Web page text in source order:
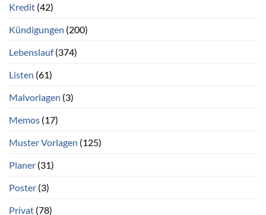
Kredit (42)
Kündigungen (200)
Lebenslauf(374)
Listen (61)
Malvorlagen (3)
Memos (17)
Muster Vorlagen (125)
Planer (31)
Poster (3)
Privat (78)